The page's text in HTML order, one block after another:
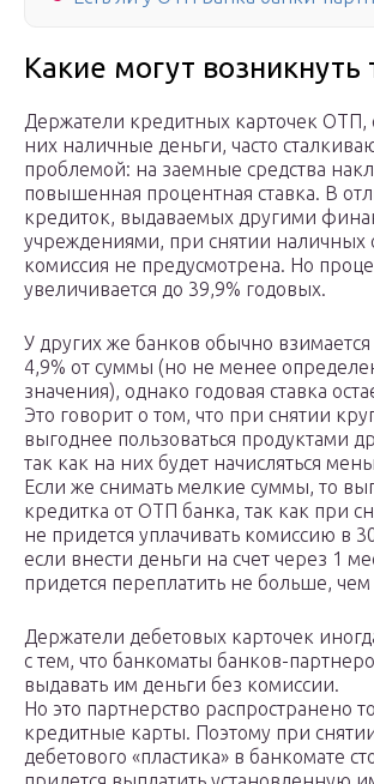
Какие могут возникнуть
Держатели кредитных карточек
них наличные деньги, часто
проблемой: на заемные средства
повышенная процентная ставка. В
кредиток, выдаваемых другими
учреждениями, при снятии наличных
комиссия не предусмотрена. Но
увеличивается до 39,9% годовых.
У других же банков обычно
4,9% от суммы (но не менее
значения), однако годовая ставка
Это говорит о том, что при снятии
выгоднее пользоваться продуктами
так как на них будет начисляться
Если же снимать мелкие суммы, то
кредитка от ОТП банка, так как при
не придется уплачивать комиссию в
если внести деньги на счет через 1
придется переплатить не больше,
Держатели дебетовых карточек
с тем, что банкоматы банков-
выдавать им деньги без комиссии.
Но это партнерство распространено
кредитные карты. Поэтому при
дебетового «пластика» в банкомате